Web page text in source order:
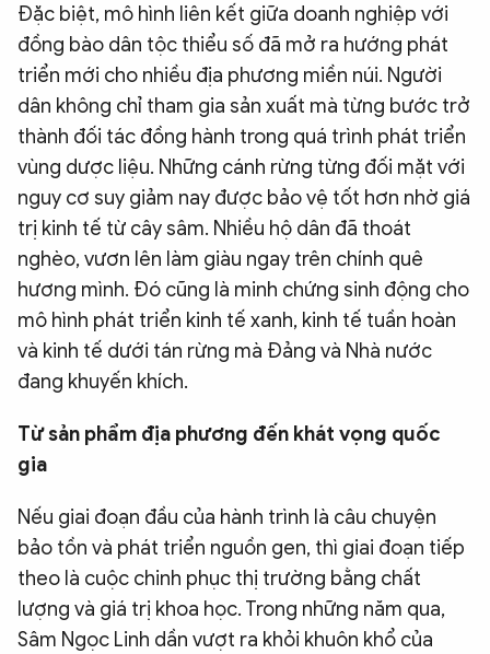
Đặc biệt, mô hình liên kết giữa doanh nghiệp với
đồng bào dân tộc thiểu số đã mở ra hướng phát
triển mới cho nhiều địa phương miền núi. Người
dân không chỉ tham gia sản xuất mà từng bước trở
thành đối tác đồng hành trong quá trình phát triển
vùng dược liệu. Những cánh rừng từng đối mặt với
nguy cơ suy giảm nay được bảo vệ tốt hơn nhờ giá
trị kinh tế từ cây sâm. Nhiều hộ dân đã thoát
nghèo, vươn lên làm giàu ngay trên chính quê
hương mình. Đó cũng là minh chứng sinh động cho
mô hình phát triển kinh tế xanh, kinh tế tuần hoàn
và kinh tế dưới tán rừng mà Đảng và Nhà nước
đang khuyến khích.
Từ sản phẩm địa phương đến khát vọng quốc
gia
Nếu giai đoạn đầu của hành trình là câu chuyện
bảo tồn và phát triển nguồn gen, thì giai đoạn tiếp
theo là cuộc chinh phục thị trường bằng chất
lượng và giá trị khoa học. Trong những năm qua,
Sâm Ngọc Linh dần vượt ra khỏi khuôn khổ của